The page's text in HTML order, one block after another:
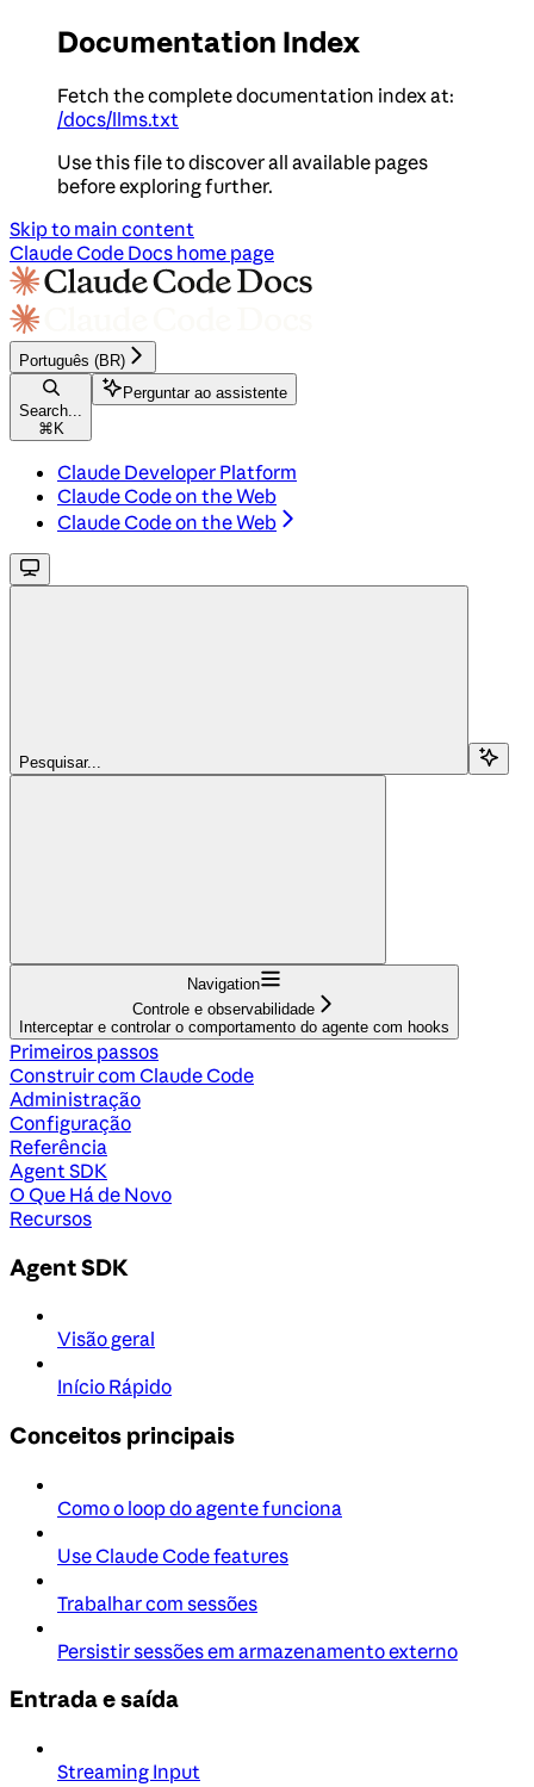
Documentation Index
Fetch the complete documentation index at:
/docs/llms.txt
Use this file to discover all available pages
before exploring further.
Skip to main content
Claude Code Docs home page
Português (BR)
Search...
⌘ K
Perguntar ao assistente
Claude Developer Platform
Claude Code on the Web
Claude Code on the Web
Pesquisar...
Navigation
Controle e observabilidade
Interceptar e controlar o comportamento do agente com hooks
Primeiros passos
Construir com Claude Code
Administração
Configuração
Referência
Agent SDK
O Que Há de Novo
Recursos
Agent SDK
Visão geral
Início Rápido
Conceitos principais
Como o loop do agente funciona
Use Claude Code features
Trabalhar com sessões
Persistir sessões em armazenamento externo
Entrada e saída
Streaming Input